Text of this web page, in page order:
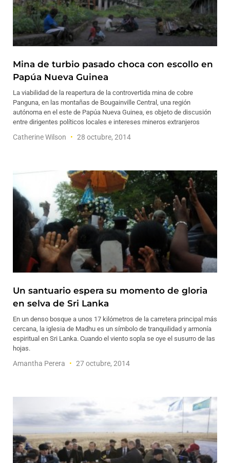
Mina de turbio pasado choca con escollo en
Papúa Nueva Guinea
La viabilidad de la reapertura de la controvertida mina de cobre
Panguna, en las montañas de Bougainville Central, una región
autónoma en el este de Papúa Nueva Guinea, es objeto de discusión
entre dirigentes políticos locales e intereses mineros extranjeros
Catherine Wilson 28 octubre, 2014
Un santuario espera su momento de gloria
en selva de Sri Lanka
En un denso bosque a unos 17 kilómetros de la carretera principal más
cercana, la iglesia de Madhu es un símbolo de tranquilidad y armonía
espiritual en Sri Lanka. Cuando el viento sopla se oye el susurro de las
hojas.
Amantha Perera 27 octubre, 2014